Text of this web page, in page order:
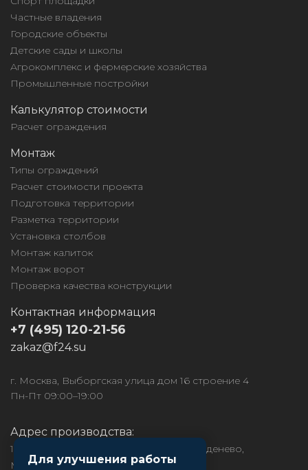
Частные владения
Городские объекты
Детские сады и школы
Агрокомплекс и фермерские хозяйства
Промышленные постройки
Калькулятор стоимости
Расчет ограждения
Монтаж
Типы ограждений
Расчет стоимости проекта
Подготовка территории
Разметка территории
Установка столбов
Монтаж калиток
Монтаж ворот
Проверка качества конструкции
Контактная информация
+7 (495) 120-21-56
zakaz@f24.su
г. Москва, Выборгская улица дом 16 строение 4
Пн-Пт 09:00–19:00
Адрес производства:
141850, МО, Дмитровский район, рп. Деденево,
Московское ш., д.1
Для улучшения работы